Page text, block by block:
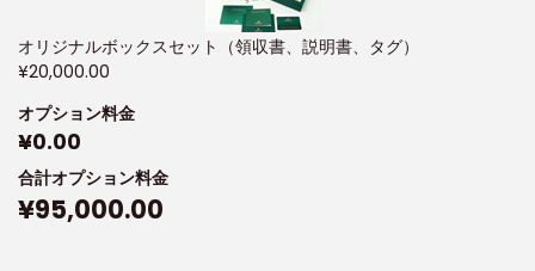
オリジナルボックスセット（領収書、説明書、タグ）
¥20,000.00
オプション料金
¥0.00
合計オプション料金
¥95,000.00